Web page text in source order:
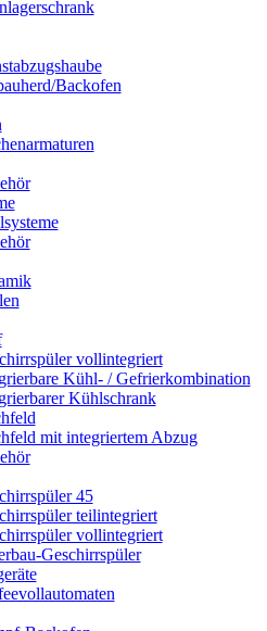
Backofen
vollintegriert
Kühl- / Gefrierkombination
Kühlschrank
mit integriertem Abzug
45
teilintegriert
vollintegriert
Geschirrspüler